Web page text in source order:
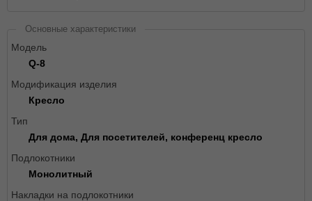
Основные характеристики
Модель
Q-8
Модификация изделия
Кресло
Тип
Для дома, Для посетителей, конференц кресло
Подлокотники
Монолитный
Накладки на подлокотники